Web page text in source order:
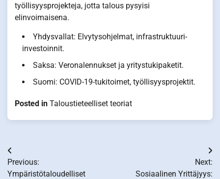
työllisyysprojekteja, jotta talous pysyisi
elinvoimaisena.
Yhdysvallat: Elvytysohjelmat, infrastruktuuri-
investoinnit.
Saksa: Veronalennukset ja yritystukipaketit.
Suomi: COVID-19-tukitoimet, työllisyysprojektit.
Posted in Taloustieteelliset teoriat
Post
navigation
Previous:
Ympäristötaloudelliset
Next:
Sosiaalinen Yrittäjyys: